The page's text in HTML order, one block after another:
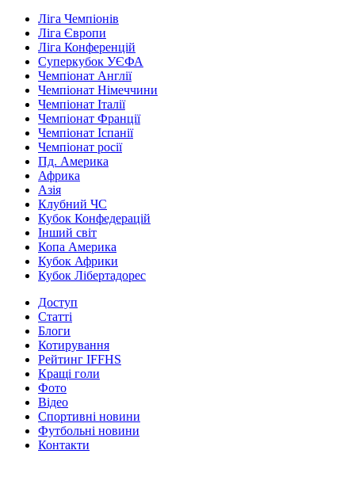
Ліга Чемпіонів
Ліга Європи
Ліга Конференцій
Суперкубок УЄФА
Чемпіонат Англії
Чемпіонат Німеччини
Чемпіонат Італії
Чемпіонат Франції
Чемпіонат Іспанії
Чемпіонат росії
Пд. Америка
Африка
Азія
Клубний ЧС
Кубок Конфедерацій
Інший світ
Копа Америка
Кубок Африки
Кубок Лібертадорес
Доступ
Статті
Блоги
Котирування
Рейтинг IFFHS
Кращі голи
Фото
Відео
Спортивні новини
Футбольні новини
Контакти